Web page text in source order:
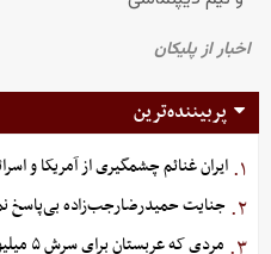
پربیننده‌ترین
۱. ایران غنائم چشمگیری از آمریکا و
۲. جنایت حمیدرضارجب‌زاده بی‌پاسخ
مردی که عربستان برای سرش ۵ میلیون دلار جایزه گذاشت